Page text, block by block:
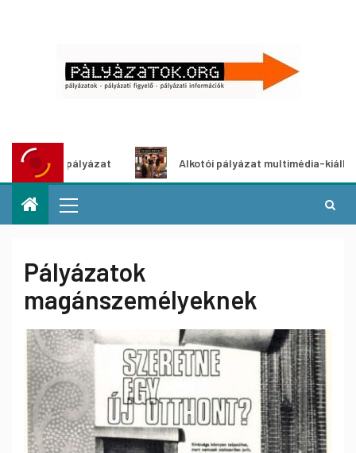
Alkotói pályázat multimédia-kiállításhoz
Pályázatok
magánszemélyeknek